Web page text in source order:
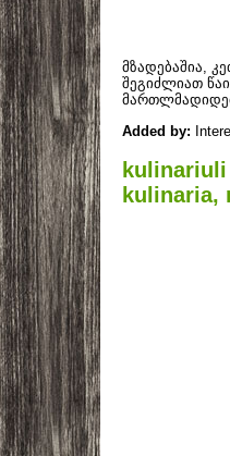
მზადებაშია,
შეგიძლიათ
Added by:
kulinaria,